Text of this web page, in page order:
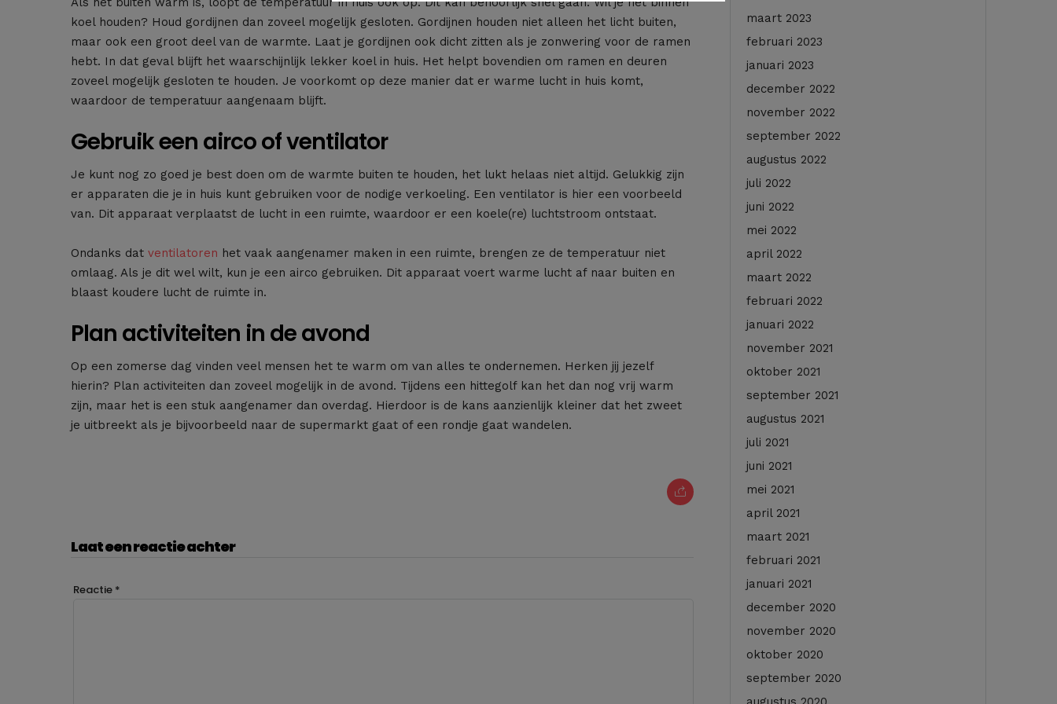
koel houden? Houd gordijnen dan zoveel mogelijk gesloten. Gordijnen houden niet alleen het licht buiten,
maar ook een groot deel van de warmte. Laat je gordijnen ook dicht zitten als je zonwering voor de ramen
hebt. In dat geval blijft het waarschijnlijk lekker koel in huis. Het helpt bovendien om ramen en deuren
zoveel mogelijk gesloten te houden. Je voorkomt op deze manier dat er warme lucht in huis komt,
waardoor de temperatuur aangenaam blijft.
Gebruik een airco of ventilator
Je kunt nog zo goed je best doen om de warmte buiten te houden, het lukt helaas niet altijd. Gelukkig zijn
er apparaten die je in huis kunt gebruiken voor de nodige verkoeling. Een ventilator is hier een voorbeeld
van. Dit apparaat verplaatst de lucht in een ruimte, waardoor er een koele(re) luchtstroom ontstaat.
Ondanks dat ventilatoren het vaak aangenamer maken in een ruimte, brengen ze de temperatuur niet
omlaag. Als je dit wel wilt, kun je een airco gebruiken. Dit apparaat voert warme lucht af naar buiten en
blaast koudere lucht de ruimte in.
Plan activiteiten in de avond
Op een zomerse dag vinden veel mensen het te warm om van alles te ondernemen. Herken jij jezelf
hierin? Plan activiteiten dan zoveel mogelijk in de avond. Tijdens een hittegolf kan het dan nog vrij warm
zijn, maar het is een stuk aangenamer dan overdag. Hierdoor is de kans aanzienlijk kleiner dat het zweet
je uitbreekt als je bijvoorbeeld naar de supermarkt gaat of een rondje gaat wandelen.
Laat een reactie achter
Reactie *
maart 2023
februari 2023
januari 2023
december 2022
november 2022
september 2022
augustus 2022
juli 2022
juni 2022
mei 2022
april 2022
maart 2022
februari 2022
januari 2022
november 2021
oktober 2021
september 2021
augustus 2021
juli 2021
juni 2021
mei 2021
april 2021
maart 2021
februari 2021
januari 2021
december 2020
november 2020
oktober 2020
september 2020